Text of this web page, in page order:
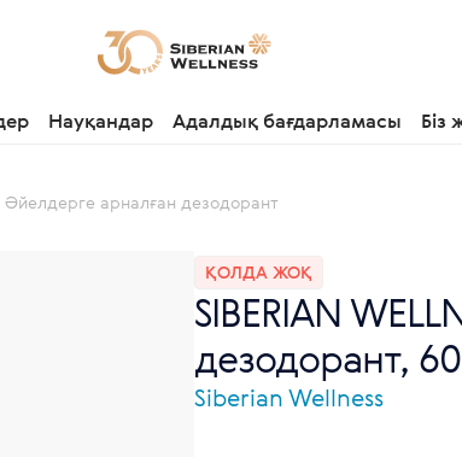
Науқандар Адалдық бағдарламасы Біз
- Әйелдерге арналған дезодорант
ҚОЛДА ЖОҚ
SIBERIAN
дезодорант,
Siberian Wellness